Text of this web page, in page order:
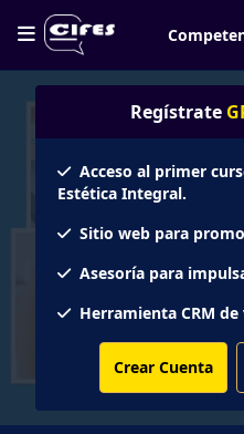
Regístrate
Acceso al primer
Estética Integral.
Sitio web para
Asesoría para
Herramienta CRM de
Crear Cuenta